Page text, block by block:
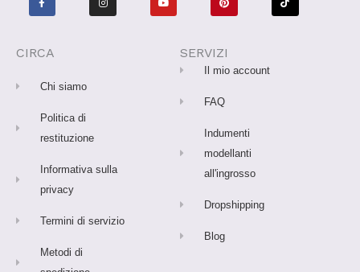
c
e
o
k
s
t
u
t
n
t
e
s
t
k
t
CIRCA
Chi siamo
Politica di
restituzione
Informativa sulla
privacy
Termini di servizio
Metodi di
SERVIZI
Il mio account
FAQ
Indumenti
modellanti
all'ingrosso
Dropshipping
Blog